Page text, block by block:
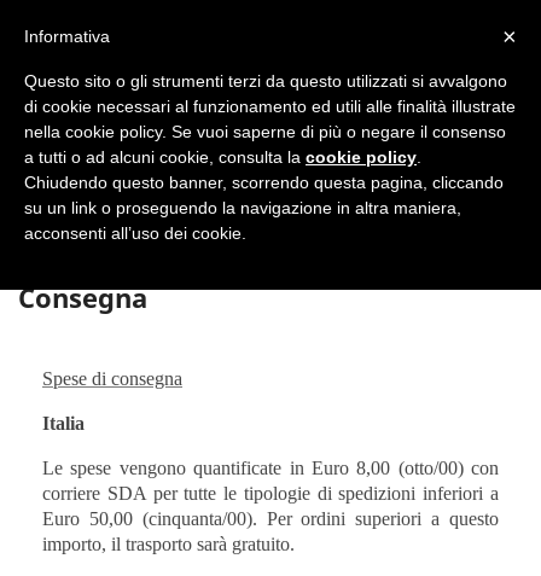
 shopping_cart
DAL 1977

MADE IN ITALY E UE
Consegna
Spese di consegna
Italia
Le spese vengono quantificate in Euro 8,00 (otto/00) con
corriere SDA per tutte le tipologie di spedizioni inferiori a
Euro 50,00 (cinquanta/00). Per ordini superiori a questo
importo, il trasporto sarà gratuito.
×
Informativa
Questo sito o gli strumenti terzi da questo utilizzati si avvalgono
di cookie necessari al funzionamento ed utili alle finalità illustrate
nella cookie policy. Se vuoi saperne di più o negare il consenso
a tutti o ad alcuni cookie, consulta la cookie policy
Chiudendo questo banner, scorrendo questa pagina, cliccando
su un link o proseguendo la navigazione in altra maniera,
acconsenti all’uso dei cookie.